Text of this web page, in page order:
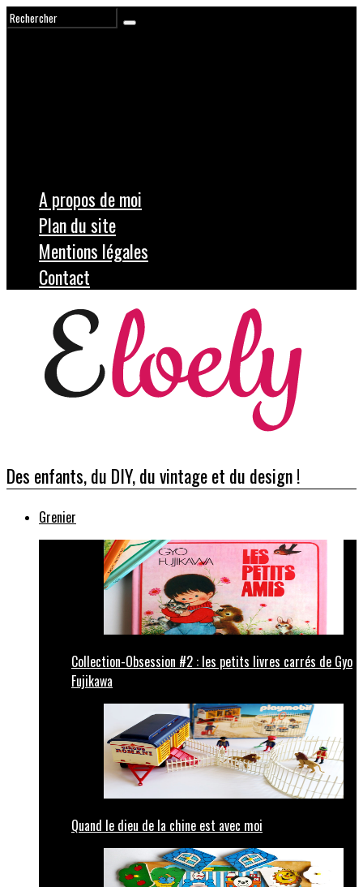
A propos de moi
Plan du site
Mentions légales
Contact
Des enfants, du DIY, du vintage et du design !
Grenier
Collection-Obsession #2 : les petits livres carrés de Gyo
Fujikawa
Quand le dieu de la chine est avec moi